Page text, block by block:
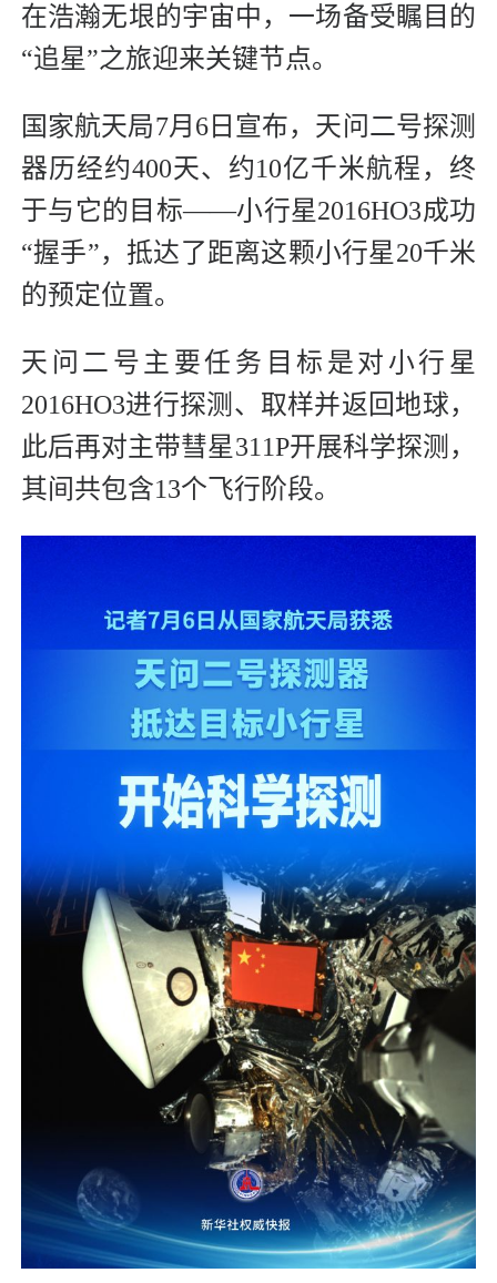
在浩瀚无垠的宇宙中，一场备受瞩目的
“追星”之旅迎来关键节点。
国家航天局7月6日宣布，天问二号探测
器历经约400天、约10亿千米航程，终
于与它的目标——小行星2016HO3成功
“握手”，抵达了距离这颗小行星20千米
的预定位置。
天问二号主要任务目标是对小行星
2016HO3进行探测、取样并返回地球，
此后再对主带彗星311P开展科学探测，
其间共包含13个飞行阶段。